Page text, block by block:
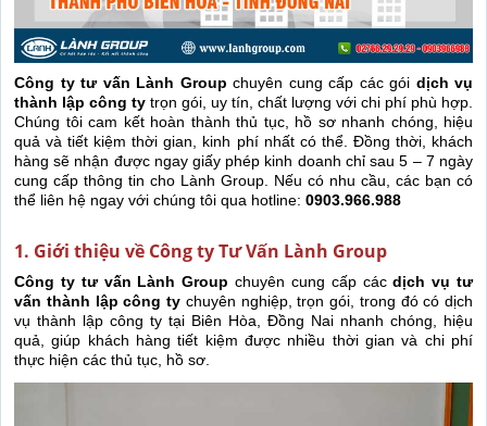
Công ty tư vấn Lành Group chuyên cung cấp các gói dịch vụ
thành lập công ty trọn gói, uy tín, chất lượng với chi phí phù hợp.
Chúng tôi cam kết hoàn thành thủ tục, hồ sơ nhanh chóng, hiệu
quả và tiết kiệm thời gian, kinh phí nhất có thể. Đồng thời, khách
hàng sẽ nhận được ngay giấy phép kinh doanh chỉ sau 5 – 7 ngày
cung cấp thông tin cho Lành Group. Nếu có nhu cầu, các bạn có
thể liên hệ ngay với chúng tôi qua hotline: 0903.966.988
1. Giới thiệu về Công ty Tư Vấn Lành Group
Công ty tư vấn Lành Group chuyên cung cấp cácdịch vụ tư
vấn thành lập công ty chuyên nghiệp, trọn gói, trong đó có dịch
vụ thành lập công ty tại Biên Hòa, Đồng Nai nhanh chóng, hiệu
quả, giúp khách hàng tiết kiệm được nhiều thời gian và chi phí
thực hiện các thủ tục, hồ sơ.